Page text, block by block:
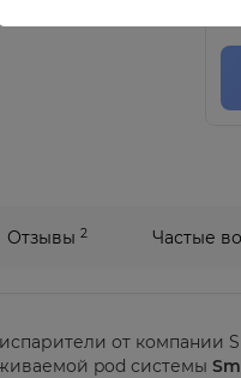
Отзывы 2 Частые
от компании
pod системы